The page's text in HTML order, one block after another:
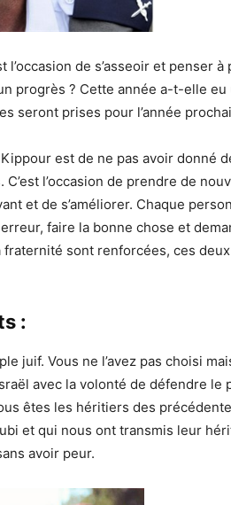
l’occasion de s’asseoir et penser à
progrès ? Cette année a-t-elle eu
seront prises pour l’année
est de ne pas avoir donné
l’occasion de prendre de
et de s’améliorer. Chaque
faire la bonne chose et
fraternité sont renforcées, ces
:
juif. Vous ne l’avez pas choisi
avec la volonté de défendre le
êtes les héritiers des
et qui nous ont transmis leur
avoir peur.